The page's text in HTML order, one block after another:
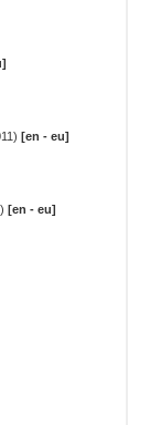
[en - eu]
[en - eu]